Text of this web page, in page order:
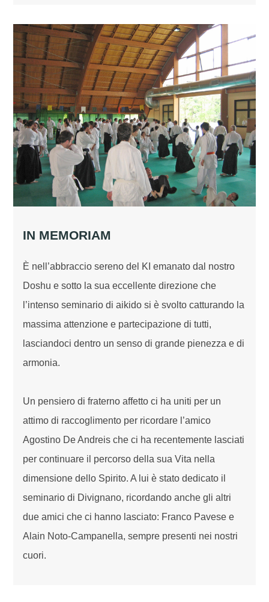
IN MEMORIAM
È nell’abbraccio sereno del KI emanato dal nostro
Doshu e sotto la sua eccellente direzione che
l’intenso seminario di aikido si è svolto catturando la
massima attenzione e partecipazione di tutti,
lasciandoci dentro un senso di grande pienezza e di
armonia.
Un pensiero di fraterno affetto ci ha uniti per un
attimo di raccoglimento per ricordare l’amico
Agostino De Andreis che ci ha recentemente lasciati
per continuare il percorso della sua Vita nella
dimensione dello Spirito. A lui è stato dedicato il
seminario di Divignano, ricordando anche gli altri
due amici che ci hanno lasciato: Franco Pavese e
Alain Noto-Campanella, sempre presenti nei nostri
cuori.